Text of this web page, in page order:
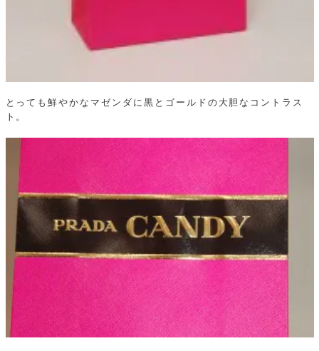
とっても鮮やかなマゼンダに黒とゴールドの大胆なコントラス
ト。